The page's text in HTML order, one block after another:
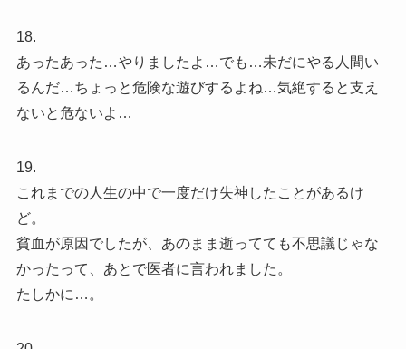
18.
あったあった…やりましたよ…でも…未だにやる人間い
るんだ…ちょっと危険な遊びするよね…気絶すると支え
ないと危ないよ…
19.
これまでの人生の中で一度だけ失神したことがあるけ
ど。
貧血が原因でしたが、あのまま逝ってても不思議じゃな
かったって、あとで医者に言われました。
たしかに…。